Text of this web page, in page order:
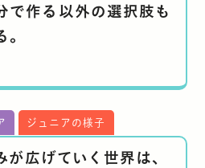
で作る以外の選択肢も
。
ジュニアの様子
が広げていく世界は、